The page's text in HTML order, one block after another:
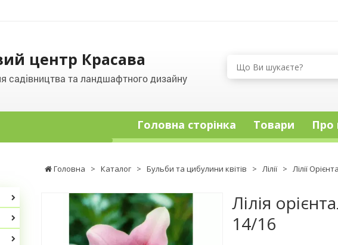
центр Красава
садівництва та ландшафтного дизайну
Головна сторінка Товари Про
Головна > Каталог > Бульби та цибулини квітів > Лілії > Лілії
Лілія
14/16